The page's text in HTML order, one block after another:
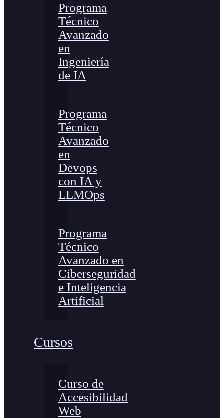
Programa
Técnico
Avanzado
en
Ingeniería
de IA
Programa
Técnico
Avanzado
en
Devops
con IA y
LLMOps
Programa
Técnico
Avanzado en
Ciberseguridad
e Inteligencia
Artificial
Cursos
Curso de
Accesibilidad
Web